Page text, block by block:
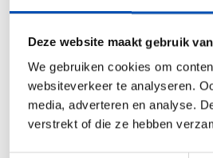
Deze website maakt gebruik
We gebruiken cookies om
websiteverkeer te analyseren.
media, adverteren en analyse.
verstrekt of die ze hebben
inmiddels
Nederland.
programma,
Nederland.
Zie voor meer
Over Biotech